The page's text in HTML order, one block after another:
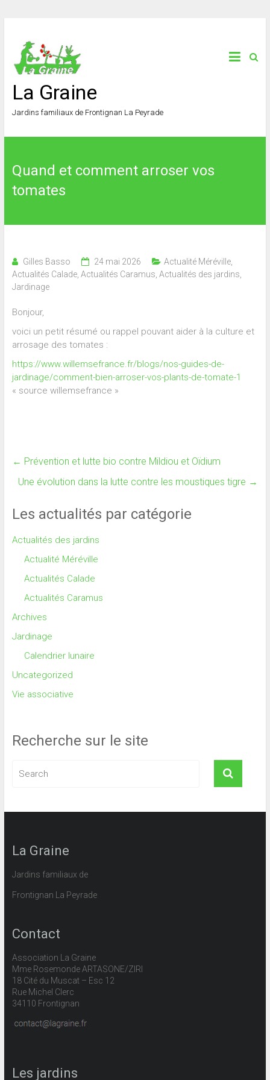
La Graine
Jardins familiaux de Frontignan La Peyrade
Quand et comment arroser vos
tomates
Gilles Basso 24 mai 2026 Actualité Méréville,
Actualités Calade, Actualités Caramus Actualités des jardins
Jardinage
Bonjour,
voici un petit résumé ou rappel pouvant aider à la culture et
arrosage des tomates :
https://www.willemsefrance.fr/blogs/nos-guides-de-
jardinage/comment-bien-arroser-vos-plants-de-tomate-1
« source willemsefrance »
← Prévention et lutte bio contre Mildiou et Oïdium
Une évolution dans la lutte contre les moustiques tigre →
Les actualités par catégorie
Actualités des jardins
Actualité Méréville
Actualités Calade
Actualités Caramus
Archives
Jardinage
Calendrier lunaire
Uncategorized
Vie associative
Recherche sur le site
La Graine
Jardins familiaux de
Frontignan La Peyrade
Contact
Association La Graine
Mme Rosemonde ARTASONE/ZIRI
18 Cité du Muscat – Esc 12
Rue Michel Clerc
34110 Frontignan
Les jardins